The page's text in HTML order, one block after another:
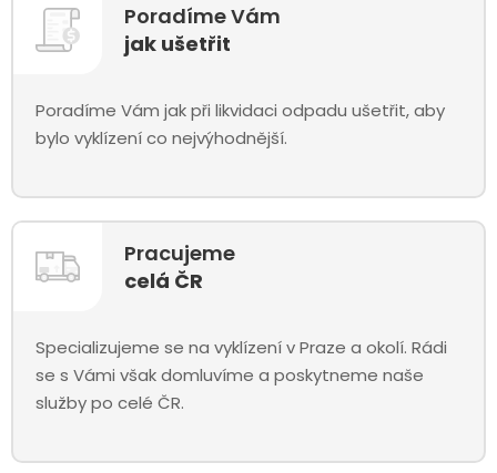
Poradíme Vám
jak ušetřit
Poradíme Vám jak při likvidaci odpadu ušetřit, aby
bylo vyklízení co nejvýhodnější.
Pracujeme
celá ČR
Specializujeme se na vyklízení v Praze a okolí. Rádi
se s Vámi však domluvíme a poskytneme naše
služby po celé ČR.